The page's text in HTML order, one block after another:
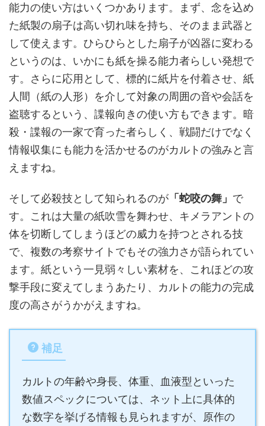
能力の使い方はいくつかあります。まず、念を込め
た紙製の扇子は高い切れ味を持ち、そのまま武器と
して使えます。ひらひらとした扇子が凶器に変わる
というのは、いかにも紙を操る能力者らしい発想で
す。さらに応用として、標的に紙片を付着させ、紙
人間（紙の人形）を介して対象の周囲の音や会話を
盗聴するという、諜報向きの使い方もできます。暗
殺・諜報の一家で育った者らしく、戦闘だけでなく
情報収集にも能力を活かせるのがカルトの強みと言
えますね。
そして必殺技として知られるのが 「蛇咬の舞」 で
す。これは大量の紙吹雪を舞わせ、キメラアントの
体を切断してしまうほどの威力を持つとされる技
で、複数の考察サイトでもその強力さが語られてい
ます。紙という一見弱々しい素材を、これほどの攻
撃手段に変えてしまうあたり、カルトの能力の完成
度の高さがうかがえますね。
補足
カルトの年齢や身長、体重、血液型といった
数値スペックについては、ネット上に具体的
な数字を挙げる情報も見られますが、原作の